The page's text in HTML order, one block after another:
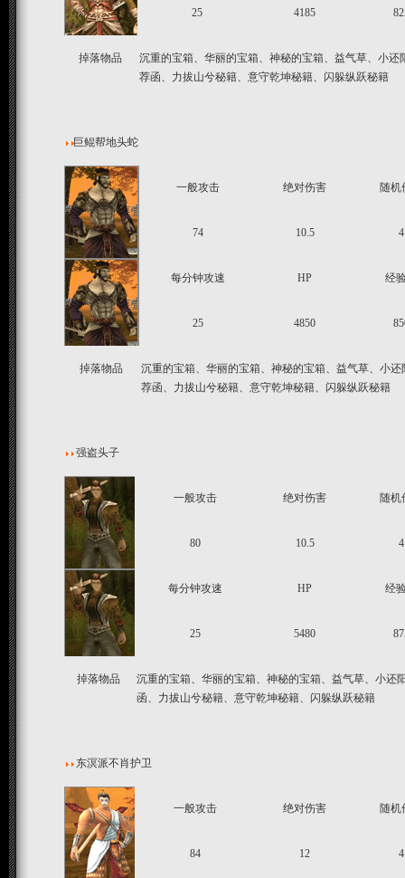
25 4185
掉落物品
沉重的宝箱、华丽的宝箱、神秘的宝箱、益气草、小
荐函、力拔山兮秘籍、意守乾坤秘籍、闪躲纵跃秘籍
巨鲲帮地头蛇
一般攻击 绝对伤害 随机
74 10.5 4
每分钟攻速 HP 经
25 4850
掉落物品
沉重的宝箱、华丽的宝箱、神秘的宝箱、益气草、小
荐函、力拔山兮秘籍、意守乾坤秘籍、闪躲纵跃秘籍
强盗头子
一般攻击 绝对伤害 随机
80 10.5 4
每分钟攻速 HP 经
25 5480
掉落物品
沉重的宝箱、华丽的宝箱、神秘的宝箱、益气草、小
函、力拔山兮秘籍、意守乾坤秘籍、闪躲纵跃秘籍
东溟派不肖护卫
一般攻击 绝对伤害 随机
84 12 4